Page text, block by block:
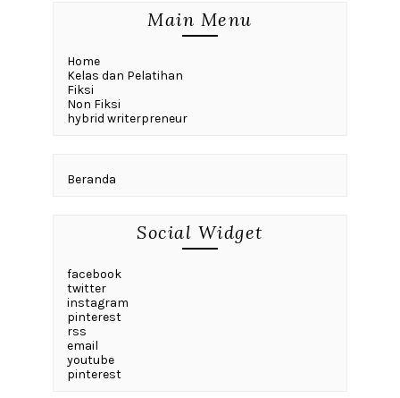
Main Menu
Home
Kelas dan Pelatihan
Fiksi
Non Fiksi
hybrid writerpreneur
Beranda
Social Widget
facebook
twitter
instagram
pinterest
rss
email
youtube
pinterest